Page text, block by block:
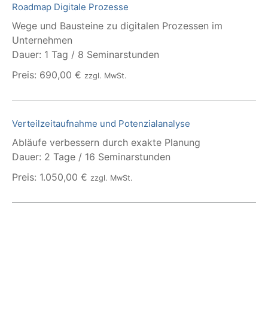
Roadmap Digitale Prozesse
Wege und Bausteine zu digitalen Prozessen im
Unternehmen
Dauer: 1 Tag / 8 Seminarstunden
Preis: 690,00 € zzgl. MwSt.
Verteilzeitaufnahme und Potenzialanalyse
Abläufe verbessern durch exakte Planung
Dauer: 2 Tage / 16 Seminarstunden
Preis: 1.050,00 € zzgl. MwSt.